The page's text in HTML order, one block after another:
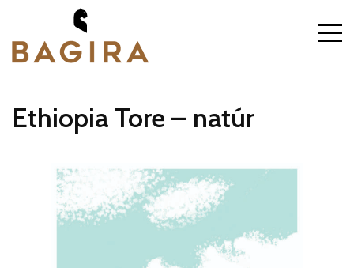
Ethiopia Tore – natúr